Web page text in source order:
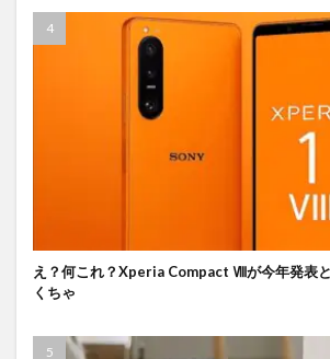
え？何これ？Xperia Compact Ⅷが今年発表
くちゃ